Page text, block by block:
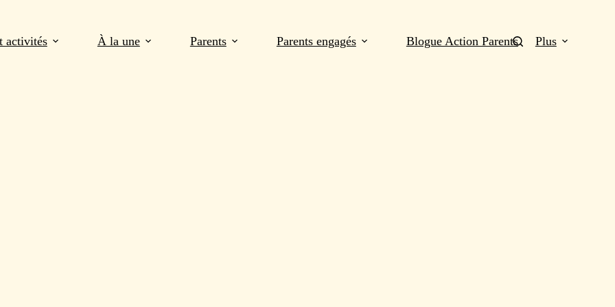
activités À la une Parents Parents engagés Blogue Action Parents Plus